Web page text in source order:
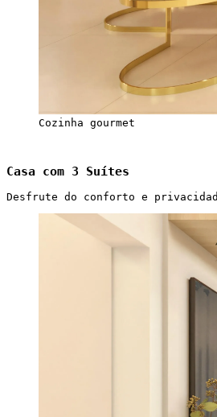
Cozinha gourmet
Casa com 3 Suítes
Desfrute do conforto e